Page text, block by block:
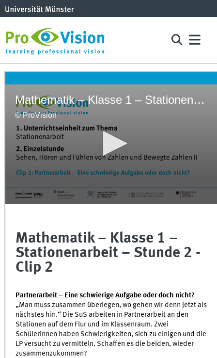
Mathematik – Klasse 1 – Stationenarbeit – Stunde 2 - Clip 2
© ProVision
seconds
Mathematik – Klasse 1 –
Stationenarbeit – Stunde 2 -
Clip 2
Partnerarbeit – Eine schwierige Aufgabe oder doch nicht?
„Man muss zusammen überlegen, wo gehen wir denn jetzt als
nächstes hin.“ Die SuS arbeiten in Partnerarbeit an den
Stationen auf dem Flur und im Klassenraum. Zwei
Schülerinnen haben Schwierigkeiten, sich zu einigen und die
LP versucht zu vermitteln. Schaffen es die beiden, wieder
zusammenzukommen?